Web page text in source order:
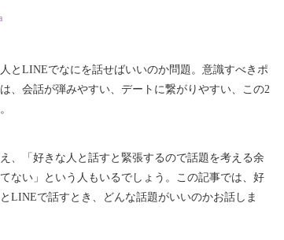
とLINEでなにを話せばいいのか問題。意識すべきポ
、会話が弾みやすい、デートに繋がりやすい、この2
、「好きな人と話すと緊張するので話題を考える余
ない」という人もいるでしょう。この記事では、好
LINEで話すとき、どんな話題がいいのかお話しま